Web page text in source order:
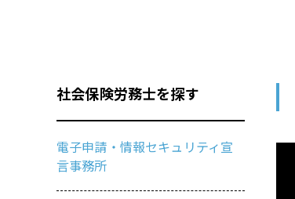
社会保険労務士を探す
電子申請・情報セキュリティ宣
言事務所